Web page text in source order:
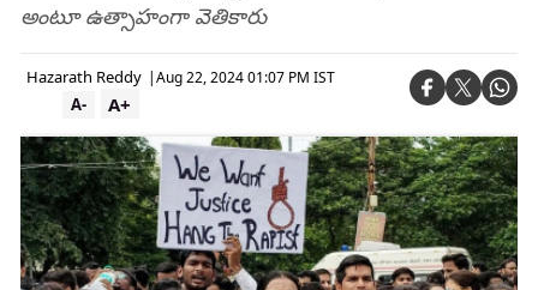
అంటూ ఉత్సాహంగా వెతికారు
Hazarath Reddy |Aug 22, 2024 01:07 PM IST
A+
A-